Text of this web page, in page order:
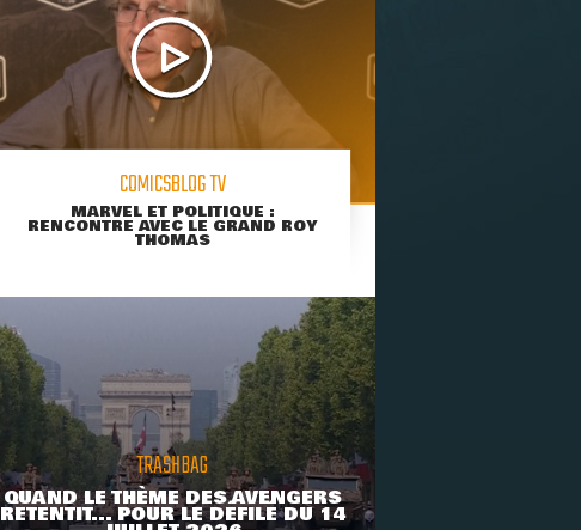
COMICSBLOG TV
MARVEL ET POLITIQUE :
RENCONTRE AVEC LE GRAND ROY
THOMAS
TRASHBAG
QUAND LE THÈME DES AVENGERS
RETENTIT... POUR LE DÉFILÉ DU 14